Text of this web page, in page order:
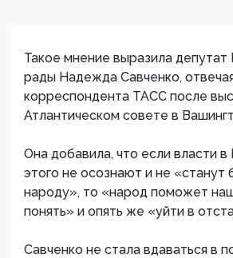
Такое мнение выразила депутат
рады Надежда Савченко,
корреспондента ТАСС после
Атлантическом совете в
Она добавила, что если власти
этого не осознают и не «станут
народу», то «народ поможет
понять» и опять же «уйти в
Савченко не стала вдаваться в